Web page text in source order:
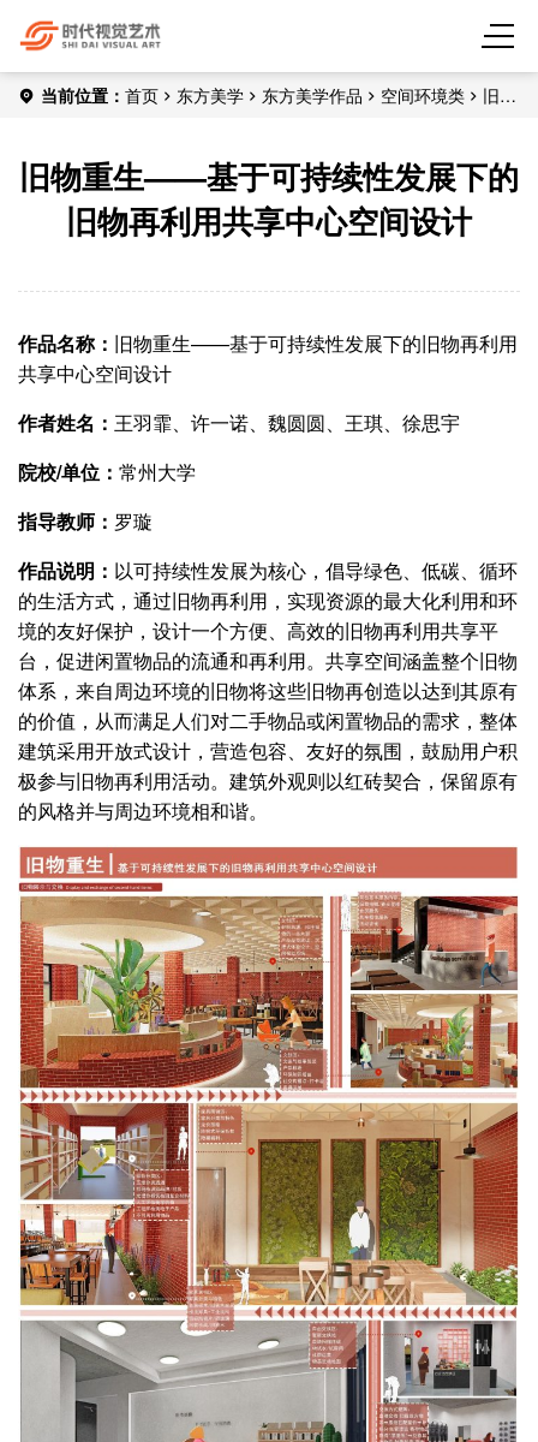
当前位置： 首页 东方美学 东方美学作品 空间环境类
旧物
旧物重生——基于可持续性发展下的
旧物再利用共享中心空间设计
作品名称： 旧物重生——基于可持续性发展下的旧物再利用
共享中心空间设计
作者姓名： 王羽霏、许一诺、魏圆圆、王琪、徐思宇
院校/单位： 常州大学
指导教师： 罗璇
作品说明： 以可持续性发展为核心，倡导绿色、低碳、循环
的生活方式，通过旧物再利用，实现资源的最大化利用和环
境的友好保护，设计一个方便、高效的旧物再利用共享平
台，促进闲置物品的流通和再利用。共享空间涵盖整个旧物
体系，来自周边环境的旧物将这些旧物再创造以达到其原有
的价值，从而满足人们对二手物品或闲置物品的需求，整体
建筑采用开放式设计，营造包容、友好的氛围，鼓励用户积
极参与旧物再利用活动。建筑外观则以红砖契合，保留原有
的风格并与周边环境相和谐。